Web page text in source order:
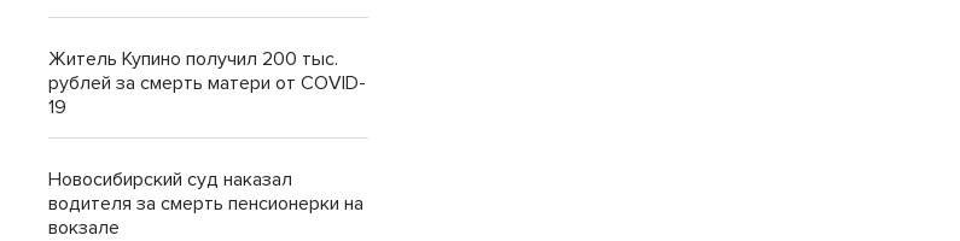
Житель Купино получил 200 тыс.
рублей за смерть матери от COVID-
19
Новосибирский суд наказал
водителя за смерть пенсионерки на
вокзале